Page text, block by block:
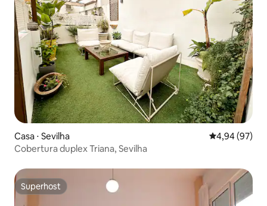
Casa ⋅ Sevilha 4,94 de uma
4,94 (97)
Cobertura duplex Triana, Sevilha
Superhost
Superhost